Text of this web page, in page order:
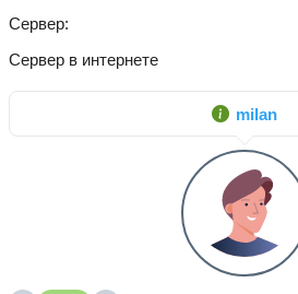
Сервер
Сервер в интернете
milan